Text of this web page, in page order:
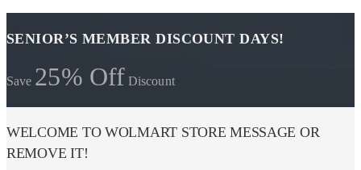
SENIOR’S MEMBER DISCOUNT DAYS!
Save 25% Off Discount
WELCOME TO WOLMART STORE MESSAGE OR
REMOVE IT!